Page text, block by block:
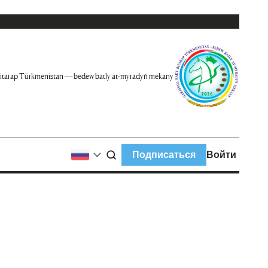
Türkmenistan — bedew batly at-myradyň mekany
Подписаться Войти